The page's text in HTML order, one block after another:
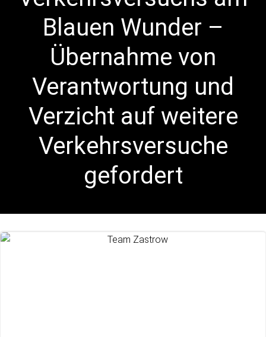
Blauen Wunder –
Übernahme von
Verantwortung und
Verzicht auf weitere
Verkehrsversuche
gefordert